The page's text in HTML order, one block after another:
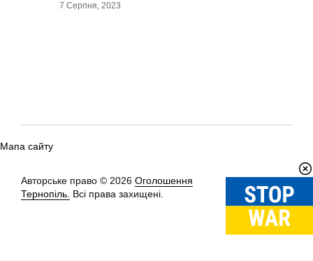
7 Серпня, 2023
Мапа сайту
Авторське право © 2026 Оголошення
Тернопіль. Всі права захищені.
Вгору↑